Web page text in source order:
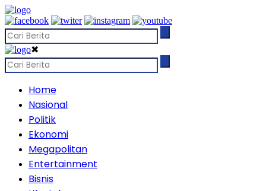
✖
Home
Nasional
Politik
Ekonomi
Megapolitan
Entertainment
Bisnis